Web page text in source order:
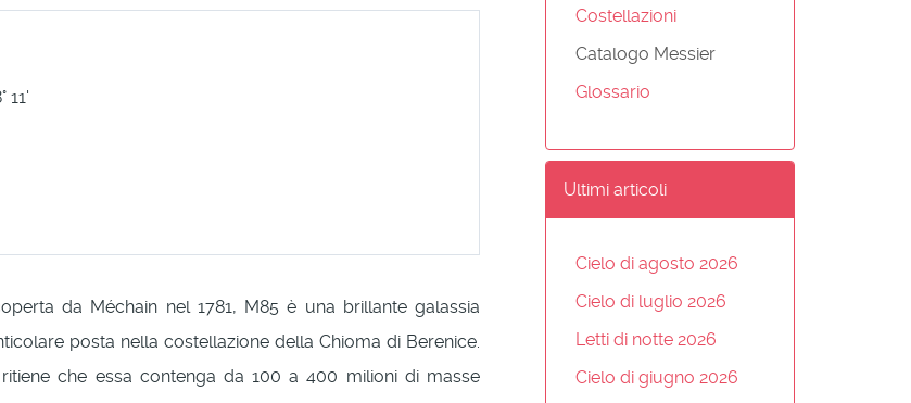
11'
da Méchain nel 1781, M85 è una brillante galassia
posta nella costellazione della Chioma di Berenice.
che essa contenga da 100 a 400 milioni di masse
Costellazioni
Catalogo Messier
Glossario
Ultimi articoli
Cielo di agosto 2026
Cielo di luglio 2026
Letti di notte 2026
Cielo di giugno 2026